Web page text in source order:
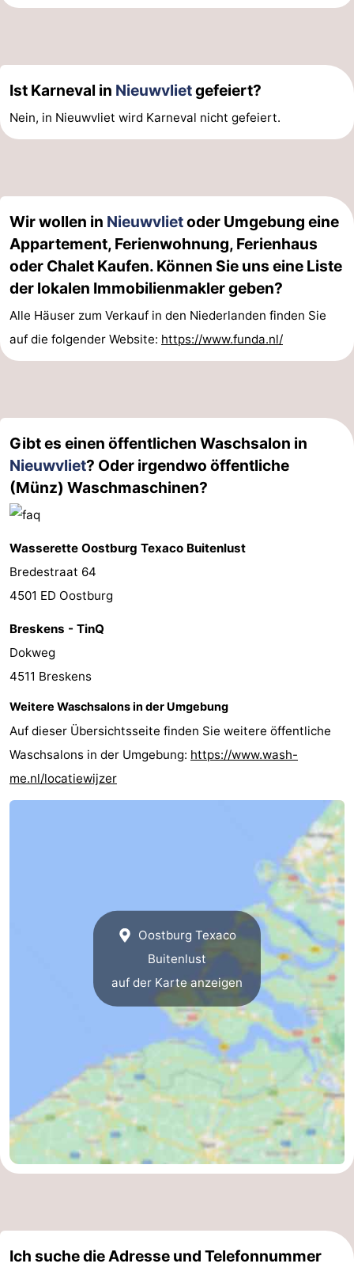
Ist Karneval in Nieuwvlietgefeiert?
Nein, in Nieuwvliet wird Karneval nicht gefeiert.
Wir wollen in Nieuwvlietoder Umgebung eine
Appartement, Ferienwohnung, Ferienhaus
oder Chalet Kaufen. Können Sie uns eine Liste
der lokalen Immobilienmakler geben?
Alle Häuser zum Verkauf in den Niederlanden finden Sie
auf die folgender Website: https://www.funda.nl/
Gibt es einen öffentlichen Waschsalon in
Nieuwvliet? Oder irgendwo öffentliche
(Münz) Waschmaschinen?
Wasserette Oostburg Texaco Buitenlust
Bredestraat 64
4501 ED Oostburg
Breskens - TinQ
Dokweg
4511 Breskens
Weitere Waschsalons in der Umgebung
Auf dieser Übersichtsseite finden Sie weitere öffentliche
Waschsalons in der Umgebung: https://www.wash-
me.nl/locatiewijzer
Oostburg Texaco
Buitenlust
auf der Karte anzeigen
Ich suche die Adresse und Telefonnummer